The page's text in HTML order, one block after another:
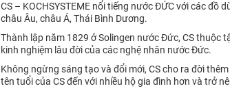
CS – KOCHSYSTEME nổi tiếng nước ĐỨC với các
châu Âu, châu Á, Thái Bình Dương.
Thành lập năm 1829 ở Solingen nước Đức, CS thuộc
kinh nghiệm lâu đời của các nghệ nhân nước Đức.
Không ngừng sáng tạo và đổi mới, CS cho ra đời
tên tuổi của CS đến với nhiều hộ gia đình hơn và trở